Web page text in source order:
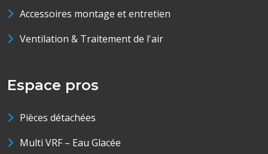
Accessoires montage et entretien
Ventilation & Traitement de l'air
Espace pros
Pièces détachées
Multi VRF – Eau Glacée